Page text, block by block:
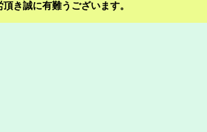
き誠に有難うございます。